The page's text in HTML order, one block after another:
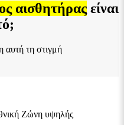
αισθητήρας είναι
αυτή τη στιγμή
Ζώνη υψηλής